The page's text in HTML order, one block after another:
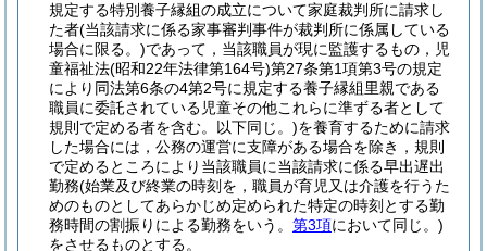
規定する特別養子縁組の成立について家庭裁判所に請求し
た者(当該請求に係る家事審判事件が裁判所に係属している
場合に限る。)であって，当該職員が現に監護するもの，児
童福祉法(昭和22年法律第164号)第27条第1項第3号の規定
により同法第6条の4第2号に規定する養子縁組里親である
職員に委託されている児童その他これらに準ずる者として
規則で定める者を含む。以下同じ。)を養育するために請求
した場合には，公務の運営に支障がある場合を除き，規則
で定めるところにより当該職員に当該請求に係る早出遅出
勤務(始業及び終業の時刻を，職員が育児又は介護を行うた
めのものとしてあらかじめ定められた特定の時刻とする勤
務時間の割振りによる勤務をいう。 第3項において同じ。)
をさせるものとする。